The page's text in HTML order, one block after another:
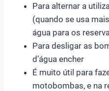
Para alternar a
(quando se usa
água para os
Para desligar as
d’água encher
É muito útil para
motobombas, e na